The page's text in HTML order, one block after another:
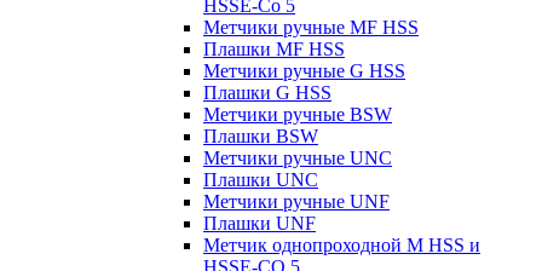
HSSE-Co 5
Метчики ручные MF HSS
Плашки MF HSS
Метчики ручные G HSS
Плашки G HSS
Метчики ручные BSW
Плашки BSW
Метчики ручные UNC
Плашки UNC
Метчики ручные UNF
Плашки UNF
Метчик однопроходной M HSS и
HSSE-CO 5